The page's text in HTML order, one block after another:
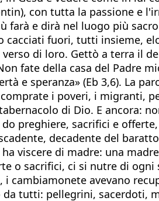
con tutta la passione e
farà e dirà nel luogo più
cacciati fuori, tutti insieme,
di loro. Gettò a terra il
fate della casa del Padre
e speranza» (Eb 3,6). La
i poveri, i migranti,
di Dio. E ancora:
preghiere, sacrifici e
decadente del
viscere di madre: una
o sacrifici, ci si nutre di
cambiamonete avevano
tutti: pellegrini, sacerdoti,